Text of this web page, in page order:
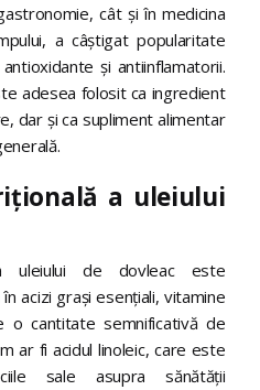
cât și în medicina
a câștigat popularitate
și antiinflamatorii.
adesea folosit ca ingredient
dar și ca supliment alimentar
a uleiului
uleiului de dovleac este
acizi grași esențiali, vitamine
o cantitate semnificativă de
ar fi acidul linoleic, care este
sale asupra sănătății